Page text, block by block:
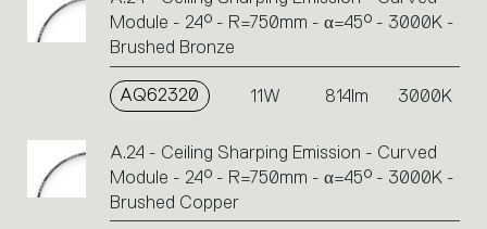
Module - 24° - R=750mm - α=45° - 3000K -
Brushed Bronze
AQ62320 11W 814lm 3000K
A.24 - Ceiling Sharping Emission - Curved
Module - 24° - R=750mm - α=45° - 3000K -
Brushed Copper